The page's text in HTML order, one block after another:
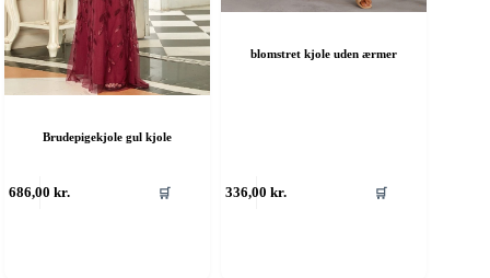
Brudepigekjole gul kjole
686,00kr. 🛒
blomstret kjole uden ærmer
336,00kr. 🛒
vare